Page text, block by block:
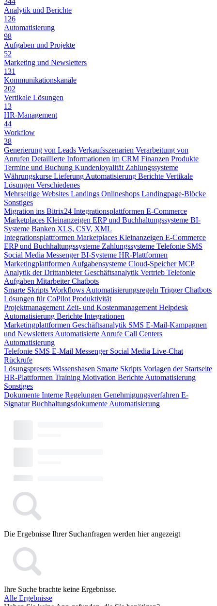
Analytik und Berichte
126
Automatisierung
98
Aufgaben und Projekte
52
Marketing und Newsletters
131
Kommunikationskanäle
202
Vertikale Lösungen
13
HR-Management
44
Workflow
38
Generierung von Leads Verkaufsszenarien Verarbeitung von
Anrufen Detaillierte Informationen im CRM Finanzen Produkte
Termine und Buchung Kundenloyalität Zahlungssysteme
Währungskurse Lieferung Automatisierung Berichte Vertikale
Lösungen Verschiedenes
Mehrseitige Websites Landings Onlineshops Landingpage-Blöcke
Sonstiges
Migration ins Bitrix24 Integrationsplattformen E-Commerce
Marketplaces Kleinanzeigen ERP und Buchhaltungssysteme BI-
Systeme Banken XLS, CSV, XML
Integrationsplattformen Marketplaces Kleinanzeigen E-Commerce
ERP und Buchhaltungssysteme Zahlungssysteme Telefonie SMS
Social Media Messenger BI-Systeme HR-Plattformen
Marketingplattformen Aufgabensysteme Cloud-Speicher MCP
Analytik der Drittanbieter Geschäftsanalytik Vertrieb Telefonie
Aufgaben Mitarbeiter Chatbots
Smarte Skripts Workflows Automatisierungsregeln Trigger Chatbots
Lösungen für CoPilot Produktivität
Projektmanagement Zeit- und Kostenmanagement Helpdesk
Automatisierung Berichte Integrationen
Marketingplattformen Geschäftsanalytik SMS E-Mail-Kampagnen
und Newsletters Automatisierte Anrufe Call Centers
Automatisierung
Telefonie SMS E-Mail Messenger Social Media Live-Chat
Rückrufe
Lösungspresets Wissensbasen Smarte Skripts Vorlagen der Startseite
HR-Plattformen Training Motivation Berichte Automatisierung
Sonstiges
Dokumente Interne Regelungen Genehmigungsverfahren E-
Signatur Buchhaltungsdokumente Automatisierung
Die Ergebnisse Ihrer Suchanfragen werden hier angezeigt
Ihre Suche brachte keine Ergebnisse.
Alle Ergebnisse